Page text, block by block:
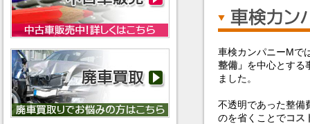
車検カンパニーMで
整備」 を中心とする
ました。
不透明であった整備
のを省くことでコス